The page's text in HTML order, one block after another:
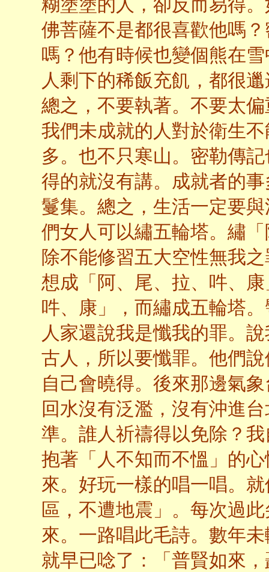
糊塗塗的人，卻反而易得
佛菩薩不是都很喜歡他嗎
嗎？他有時候也變個熊在
人剩下的稀飯充飢，都很
總之，不要執著。不要太
我們未成就的人對於衛生
多。也不只寒山。密勒傳
得的就沒有講。成就者的
鬘集。總之，生活一定要
們女人可以繡五輪塔。繡
除不能修習五大空性無我
想成「阿、尾、拉、吽、
吽、康」，而繡成五輪塔
人家還說我是懺我的罪。
古人，所以要懺罪。他們
自己會曉得。後來那邊氣
回水沒有泛濫，沒有沖進
準。誰人祈禱得以免除？
抱著「人不知而不慍」的
來。好玩一樣的唱一唱。
區，不遭地震」。每次過
來。一路唱此毛詩。數年
就早已唸了：「普賢如來